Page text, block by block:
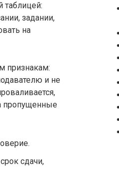
таблицей:
задании,
на
признакам:
и не
пропущенные
сдачи,